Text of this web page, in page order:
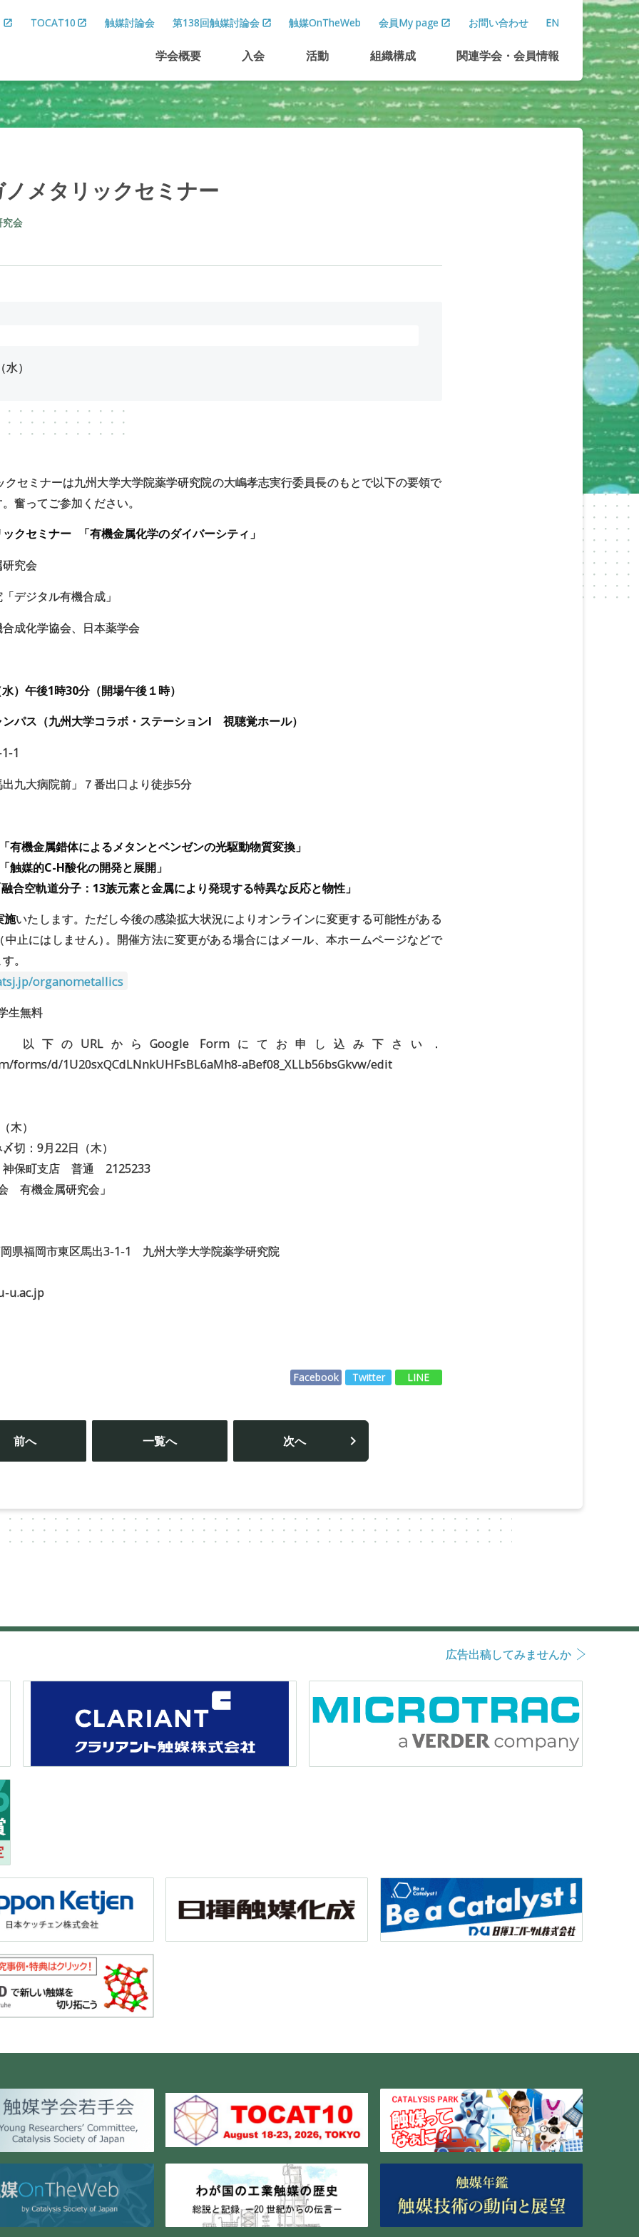
TOCAT10 触媒討論会 第138回触媒討論会 触媒OnTheWeb 会員My page お問い合わせ EN
学会概要 入会 活動 組織構成 関連学会 ・会員情報
メタリックセミナー
究会
）
セミナーは九州大学大学院薬学研究院の大嶋孝志実行委員長のもとで以下の要領で
奮ってご参加ください。
クセミナー
「有機金属化学のダイバーシティ」
究会
デジタル有機合成」
成化学協会、日本薬学会
）午後1時30分（開場午後１時）
パス（九州大学コラボ・ステーションI 視聴覚ホール）
1
九大病院前」７番出口より徒歩5分
有機金属錯体によるメタンとベンゼンの光駆動物質変換」
触媒的C-H酸化の開発と展開」
合空軌道分子：13族元素と金属により発現する特異な反応と物性」
施いたします。ただし今後の感染拡大状況によりオンラインに変更する可能性がある
中止にはしません） 。開催方法に変更がある場合にはメール、本ホームページなどで
。
organometallics
生無料
以下のURLからGoogle Formにてお申し込み下さい．
forms/d/1U20sxQCdLNnkUHFsBL6aMh8-aBef08_XLLb56bsGkvw/edit
木）
切：9月22日（木）
神保町支店 普通 2125233
有機金属研究会」
県福岡市東区馬出3-1-1 九州大学大学院薬学研究院
u.ac.jp
Facebook Twitter LINE
投
稿
ナ
ビ
ョ
ン
前へ 一覧へ 次へ
広告出稿してみませんか